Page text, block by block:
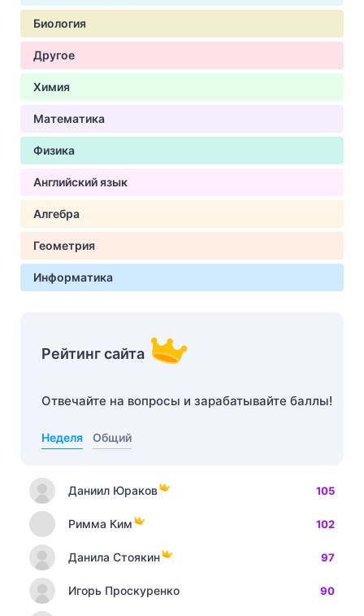
Биология
Другое
Химия
Математика
Физика
Английский язык
Алгебра
Геометрия
Информатика
Рейтинг сайта
Отвечайте на вопросы и зарабатывайте баллы!
Неделя Общий
Даниил Юраков 105
Римма Ким 102
Данила Стоякин 97
Игорь Проскуренко 90